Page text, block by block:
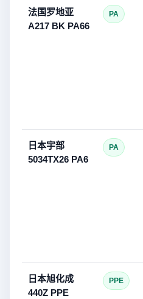
法国罗地亚
A217 BK PA66
PA
日本宇部
5034TX26 PA6
PA
日本旭化成
440Z PPE
PPE